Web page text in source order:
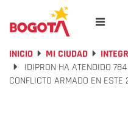
INICIO MI CIUDAD
IDIPRON HA ATENDIDO
CONFLICTO ARMADO EN ESTE